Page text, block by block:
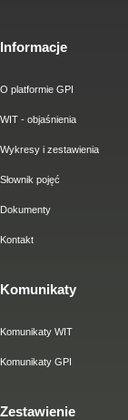
Informacje
O platformie GPI
WIT - objaśnienia
Wykresy i zestawienia
Słownik pojęć
Dokumenty
Kontakt
Komunikaty
Komunikaty WIT
Komunikaty GPI
Zestawienie